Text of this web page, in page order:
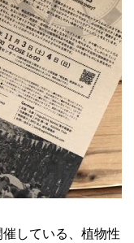
している、植物性